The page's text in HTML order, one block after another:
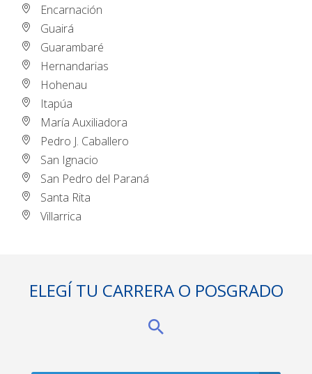
Encarnación
Guairá
Guarambaré
Hernandarias
Hohenau
Itapúa
María Auxiliadora
Pedro J. Caballero
San Ignacio
San Pedro del Paraná
Santa Rita
Villarrica
ELEGÍ TU CARRERA O POSGRADO